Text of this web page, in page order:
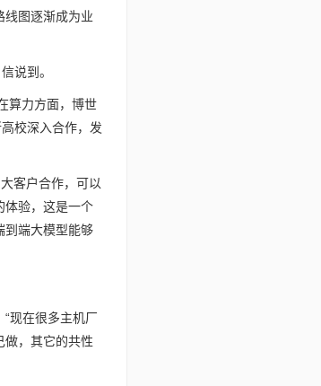
线图逐渐成为业
说到。
算力方面，博世
校深入合作，发
客户合作，可以
体验，这是一个
到端大模型能够
现在很多主机厂
做，其它的共性